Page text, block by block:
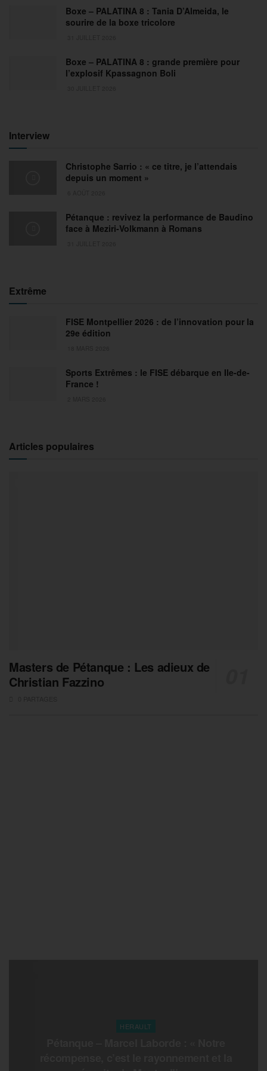
Boxe – PALATINA 8 : Tania D’Almeida, le
sourire de la boxe tricolore
Boxe – PALATINA 8 : grande première pour
l’explosif Kpassagnon Boli
Interview
Christophe Sarrio : « ce titre, je l’attendais
depuis un moment »
Pétanque : revivez la performance de Baudino
face à Meziri-Volkmann à Romans
Extrême
FISE Montpellier 2026 : de l’innovation pour la
29e édition
Sports Extrêmes : le FISE débarque en Ile-de-
France !
Articles populaires
Masters de Pétanque : Les adieux de
Christian Fazzino
HERAULT